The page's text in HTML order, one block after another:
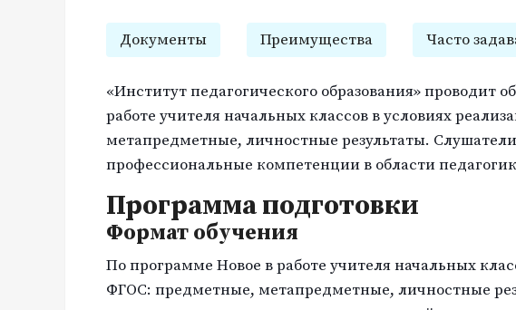
Документы Преимущества Часто
«Институт педагогического образования» проводит
работе учителя начальных классов в условиях
метапредметные, личностные результаты.
профессиональные компетенции в области
Программа подготовки
Формат обучения
По программе Новое в работе учителя начальных
ФГОС: предметные, метапредметные, личностные